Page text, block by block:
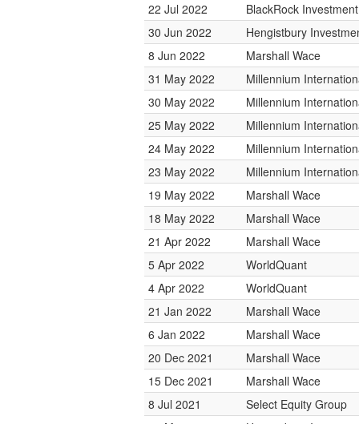
22 Jul 2022
BlackRock
30 Jun 2022
Hengistbury
8 Jun 2022
Marshall Wace
31 May 2022
Millennium
30 May 2022
Millennium
25 May 2022
Millennium
24 May 2022
Millennium
23 May 2022
Millennium
19 May 2022
Marshall Wace
18 May 2022
Marshall Wace
21 Apr 2022
Marshall Wace
5 Apr 2022
WorldQuant
4 Apr 2022
WorldQuant
21 Jan 2022
Marshall Wace
6 Jan 2022
Marshall Wace
20 Dec 2021
Marshall Wace
15 Dec 2021
Marshall Wace
8 Jul 2021
Select Equity Group